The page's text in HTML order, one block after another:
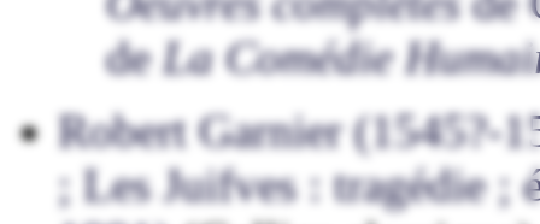
deLa Comédie
Robert Garnier (1545?-
; Les Juifves : tragédie ;